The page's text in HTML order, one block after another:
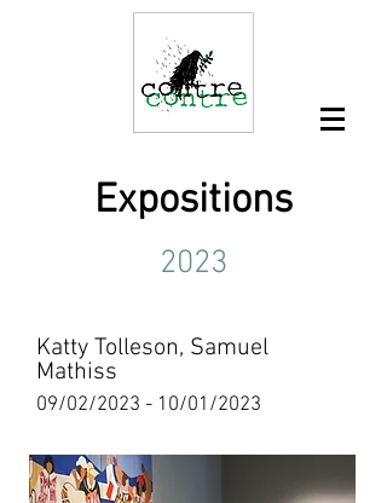
Expositions
2023
Katty Tolleson, Samuel
Mathiss
09/02/2023 - 10/01/2023